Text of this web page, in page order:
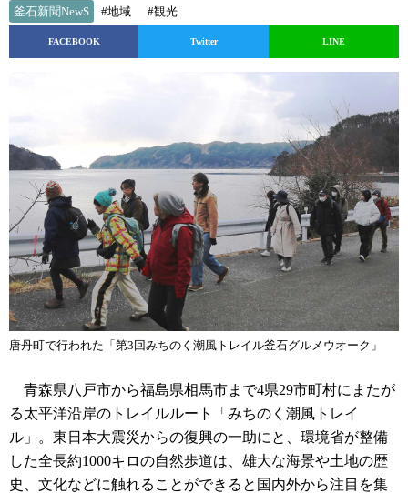
釜石新聞NewS
#地域 #観光
FACEBOOK Twitter LINE
唐丹町で行われた「第3回みちのく潮風トレイル釜石グルメウオーク」
青森県八戸市から福島県相馬市まで4県29市町村にまたが
る太平洋沿岸のトレイルルート「みちのく潮風トレイ
ル」。東日本大震災からの復興の一助にと、環境省が整備
した全長約1000キロの自然歩道は、雄大な海景や土地の歴
史、文化などに触れることができると国内外から注目を集